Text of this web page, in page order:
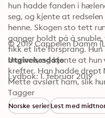
hun hadde fanden i
seg, og kjente at
henne. Skogen sto tett
ganger holdt på å snuble,
fikk et lite forsprang.
munnen, og kjente at
krefter. Han hadde drept
Mette avslørt ham, slik
Helene løp, skrek hun
ingen kunne høre de
© 2019 Cappelen Damm
Utgivelsesdato
Lydbok: 1. februar 2019
Tagger
Norske serierLest med